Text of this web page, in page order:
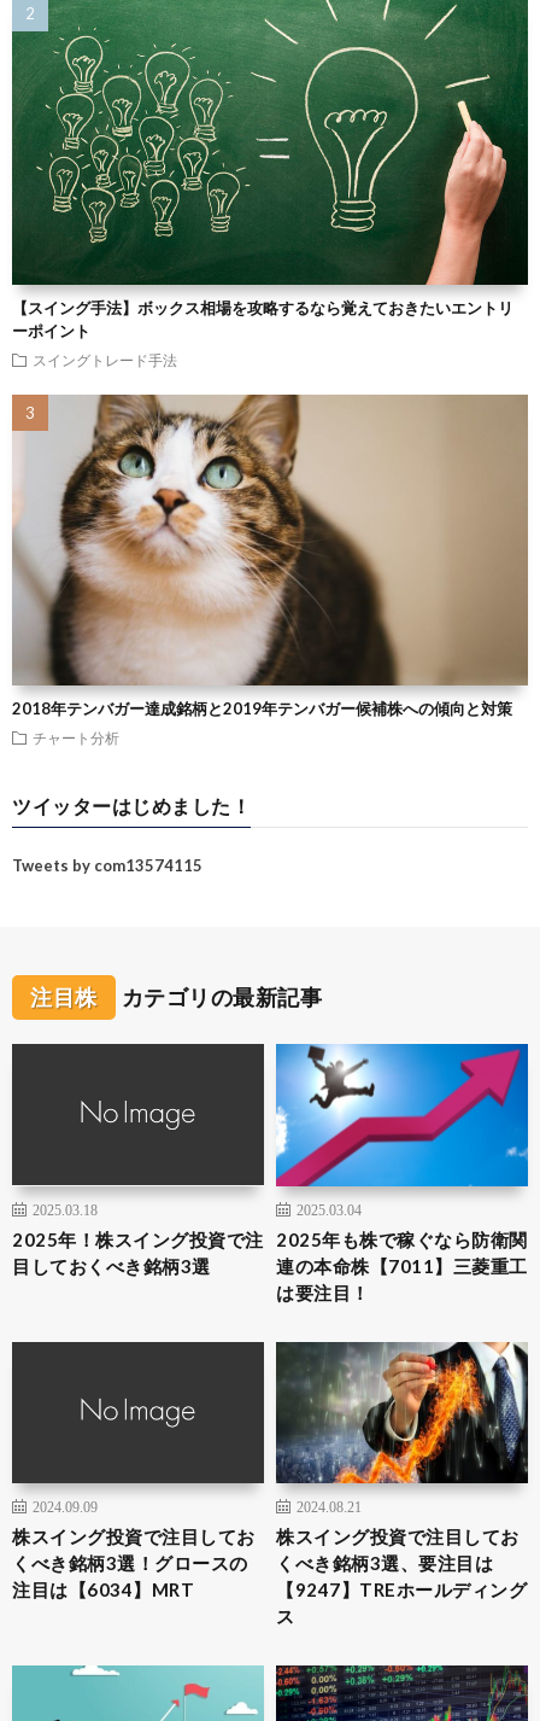
【スイング手法】ボックス相場を攻略するなら覚えておきたいエントリ
ーポイント
スイングトレード手法
2018年テンバガー達成銘柄と2019年テンバガー候補株への傾向と対策
チャート分析
ツイッターはじめました！
Tweets by com13574115
注目株 カテゴリの最新記事
2025.03.18
2025年！株スイング投資で注
目しておくべき銘柄3選
2025.03.04
2025年も株で稼ぐなら防衛関
連の本命株【7011】三菱重工
は要注目！
2024.09.09
株スイング投資で注目してお
くべき銘柄3選！グロースの
注目は【6034】MRT
2024.08.21
株スイング投資で注目してお
くべき銘柄3選、要注目は
【9247】TREホールディング
ス